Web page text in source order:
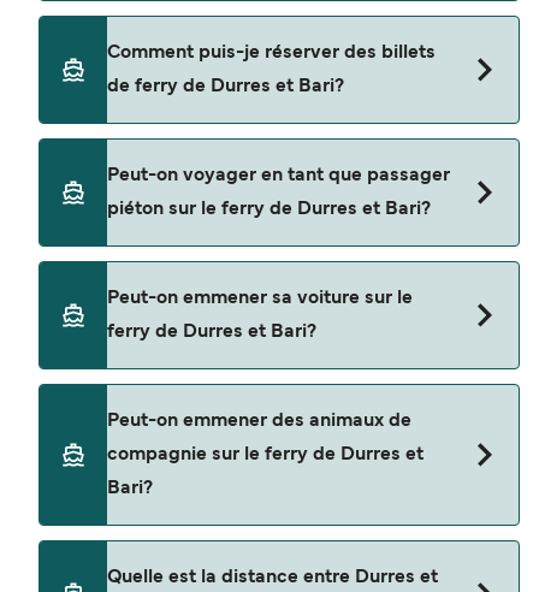
naviguer de Durres à Bari. Il s'agit de
Ventouris Ferries
Comment puis-je réserver des billets
de ferry de Durres et Bari?
notre moteur de recherche et consultez notre
page d'offres pour consulter les dernières
promotions disponibles.
Peut-on voyager en tant que passager
piéton sur le ferry de Durres et Bari?
piéton de Durres à Bari avec
Ventouris Ferries
Peut-on emmener sa voiture sur le
ferry de Durres et Bari?
Grandi Navi Veloci
Adria Ferries
Ventouris Ferries
Peut-on emmener des animaux de
compagnie sur le ferry de Durres et
Bari?
Quelle est la distance entre Durres et